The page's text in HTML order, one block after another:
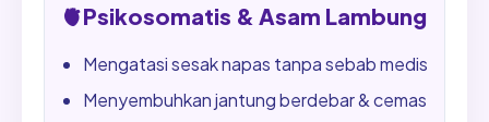
🫀Psikosomatis & Asam Lambung
Mengatasi sesak napas tanpa sebab medis
Menyembuhkan jantung berdebar & cemas